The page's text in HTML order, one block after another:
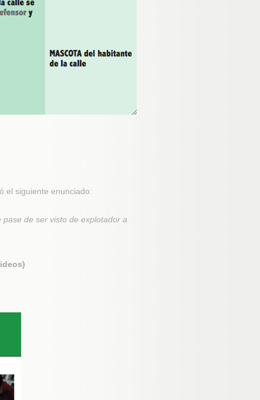
el siguiente enunciado:
de ser visto de explotador a